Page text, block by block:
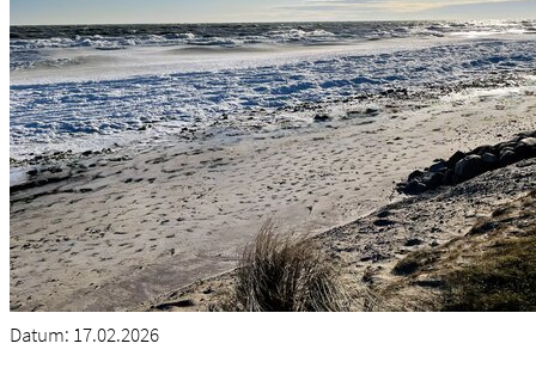
Datum: 17.02.2026